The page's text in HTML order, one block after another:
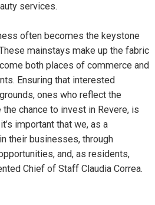
services.
often becomes the keystone
mainstays make up the fabric
both places of commerce and
Ensuring that interested
ones who reflect the
chance to invest in Revere, is
important that we, as a
their businesses, through
and, as residents,
Chief of Staff Claudia Correa.